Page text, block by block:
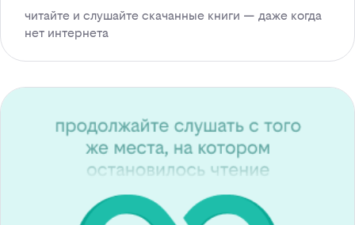
читайте и слушайте скачанные книги — даже когда
нет интернета